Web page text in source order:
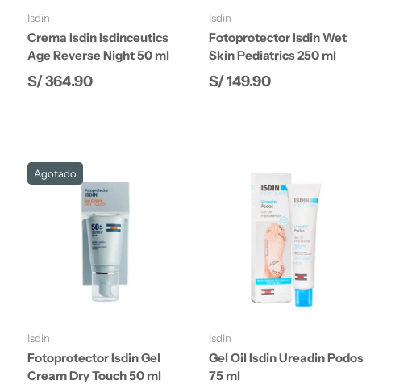
Isdin
Crema Isdin Isdinceutics
Age Reverse Night 50 ml
Precio normal
S/ 364.90
Isdin
Fotoprotector Isdin Wet
Skin Pediatrics 250 ml
Precio normal
S/ 149.90
Agotado
Isdin
Fotoprotector Isdin Gel
Cream Dry Touch 50 ml
Añadir al carrito
Isdin
Gel Oil Isdin Ureadin Podos
75 ml
Añadir al carrito